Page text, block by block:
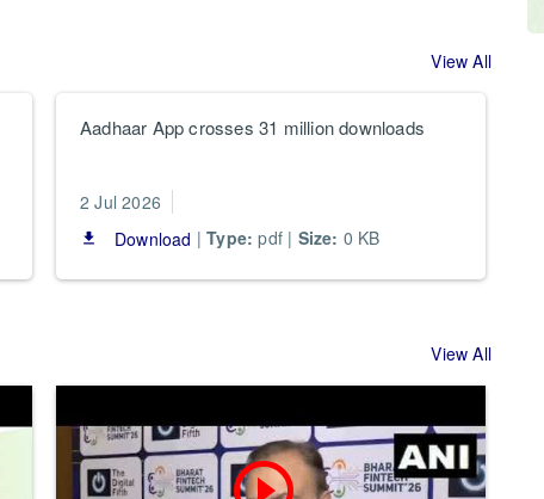
View All
Aadhaar App crosses 31 million downloads
2 Jul 2026
file_download Download |Type: pdf | Size: 0 KB
View All